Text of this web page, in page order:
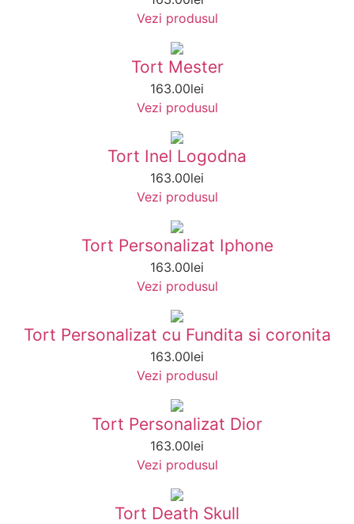
Vezi produsul
Tort Mester
163.00lei
Vezi produsul
Tort Inel Logodna
163.00lei
Vezi produsul
Tort Personalizat Iphone
163.00lei
Vezi produsul
Tort Personalizat cu Fundita si coronita
163.00lei
Vezi produsul
Tort Personalizat Dior
163.00lei
Vezi produsul
Tort Death Skull